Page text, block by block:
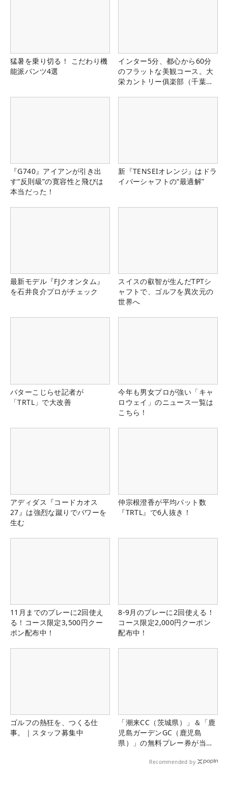
猛暑を乗り切る！ こだわり機
能派パンツ4選
インター5分、都心から60分
のフラットな美観コース。大
栄カントリー俱楽部（千葉
『G740』アイアンが引き出
す“反則級”の寛容性と飛びは
本当だった！
新『TENSEIオレンジ』はドラ
イバーシャフトの“最適解”
最新モデル『FJクオンタム』
を石井良介プロがチェック
スイスの叡智が生んだTPTシ
ャフトで、ゴルフを異次元の
世界へ
パターこじらせ記者が
「TRTL」で大改善
今年も男女プロが強い「キャ
ロウェイ」のニュース一覧は
こちら！
アディダス『コードカオス
27』は強烈な蹴りでパワーを
生む
仲宗根澄香が平均パット数
『TRTL』で6人抜き！
11月までのプレーに2回使え
る！コース限定3,500円クー
ポン配布中！
8-9月のプレーに2回使える！
コース限定2,000円クーポン
配布中！
ゴルフの熱狂を、つくる仕
事。｜スタッフ募集中
「潮来CC（茨城県）」＆「鹿
児島ガーデンGC（鹿児島
県）」の無料プレー券が当た
Recommended by